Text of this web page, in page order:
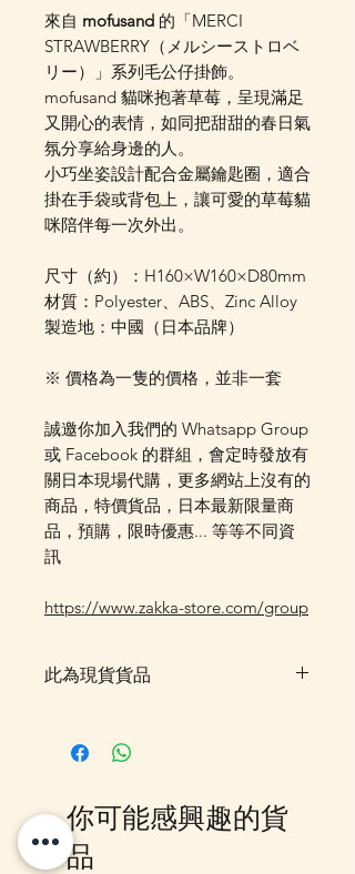
來自 mofusand 的「MERCI
STRAWBERRY（メルシーストロベ
リー）」系列毛公仔掛飾。
mofusand 貓咪抱著草莓，呈現滿足
又開心的表情，如同把甜甜的春日氣
氛分享給身邊的人。
小巧坐姿設計配合金屬鑰匙圈，適合
掛在手袋或背包上，讓可愛的草莓貓
咪陪伴每一次外出。
尺寸（約）：H160×W160×D80mm
材質：Polyester、ABS、Zinc Alloy
製造地：中國（日本品牌）
※ 價格為一隻的價格，並非一套
誠邀你加入我們的 Whatsapp Group
或 Facebook 的群組，會定時發放有
關日本現場代購，更多網站上沒有的
商品，特價貨品，日本最新限量商
品，預購，限時優惠... 等等不同資
訊
https://www.zakka-store.com/group
此為現貨貨品
Out 購買, 如系統顯示為"無庫
訂貨, 詳情請Facebook PM 或
Whatsapp 聯絡我們
你可能感興趣的貨
品